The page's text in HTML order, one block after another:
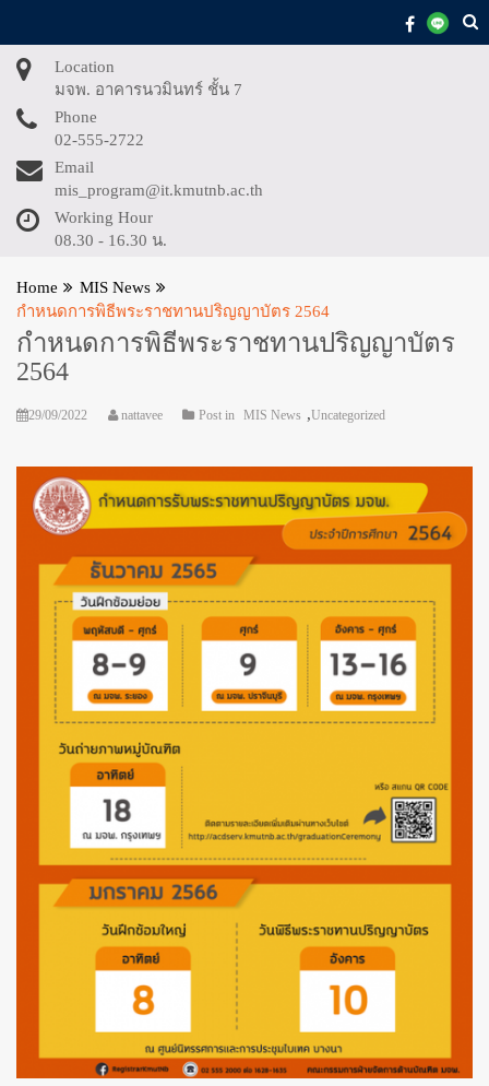
contentLocation
มจพ. อาคารนวมินทร์ ชั้น 7
Phone
02-555-2722
Email
mis_program@it.kmutnb.ac.th
Working Hour
08.30 - 16.30 น.
Home
MIS News
กำหนดการพิธีพระราชทานปริญญาบัตร 2564
กำหนดการพิธีพระราชทานปริญญาบัตร
2564
29/09/2022 nattavee Post in MIS News ,Uncategorized